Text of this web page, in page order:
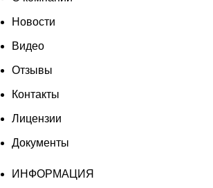
Новости
Видео
Отзывы
Контакты
Лицензии
Документы
ИНФОРМАЦИЯ